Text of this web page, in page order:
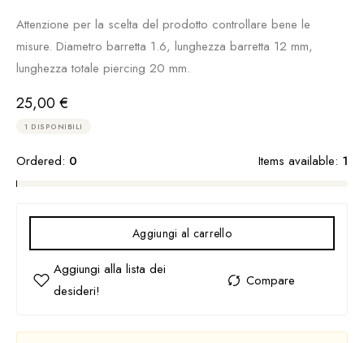
Attenzione per la scelta del prodotto controllare bene le
misure. Diametro barretta 1.6, lunghezza barretta 12 mm,
lunghezza totale piercing 20 mm.
25,00€
1 DISPONIBILI
Ordered: 0 Items available: 1
Aggiungi al carrello